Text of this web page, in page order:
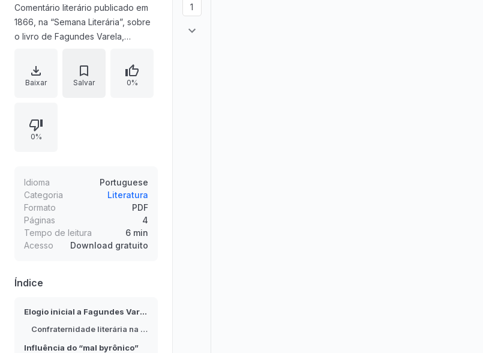
Comentário literário publicado em
1866, na “Semana Literária”, sobre
o livro de Fagundes Varela,
da nova geração e sua recepção
na academia de São Paulo. O texto
diferenciando efeitos nos
imitadores e na poesia brasileira, e
Examina ainda questões de forma,
versificação e correções
necessárias, comparando modelos
e defendendo o papel da boa
métrica.
Baixar Salvar 0%
0%
Idioma
Portuguese
Categoria
Literatura
Formato
PDF
Páginas
4
Tempo de leitura
6 min
Acesso
Download gratuito
Índice
Elogio inicial a Fagundes Varela
Confraternidade literária na academia
Influência do “mal byrônico”